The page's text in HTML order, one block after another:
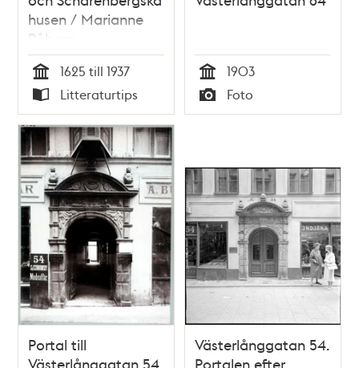
husen / Marianne
Råberg
Tid
1625 till 1937
Typ
Litteraturtips Tid
1903
Typ
Foto
Portal till
Västerlånggatan 54
Västerlånggatan 54.
Portalen efter